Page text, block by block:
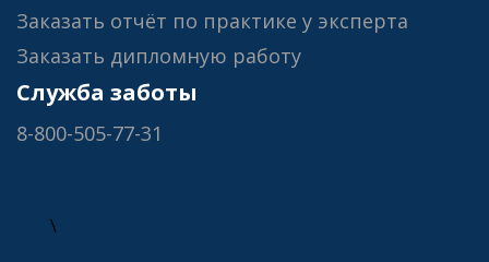
Заказать отчёт по практике у эксперта
Заказать дипломную работу
Служба заботы
8-800-505-77-31
\